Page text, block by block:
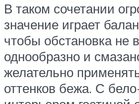
В таком сочетании
значение играет
чтобы обстановка не
однообразно и
желательно
оттенков бежа. С